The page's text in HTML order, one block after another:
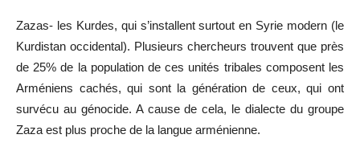
Zazas- les Kurdes, qui s’installent surtout en Syrie modern (le
Kurdistan occidental). Plusieurs chercheurs trouvent que près
de 25% de la population de ces unités tribales composent les
Arméniens cachés, qui sont la génération de ceux, qui ont
survécu au génocide. A cause de cela, le dialecte du groupe
Zaza est plus proche de la langue arménienne.